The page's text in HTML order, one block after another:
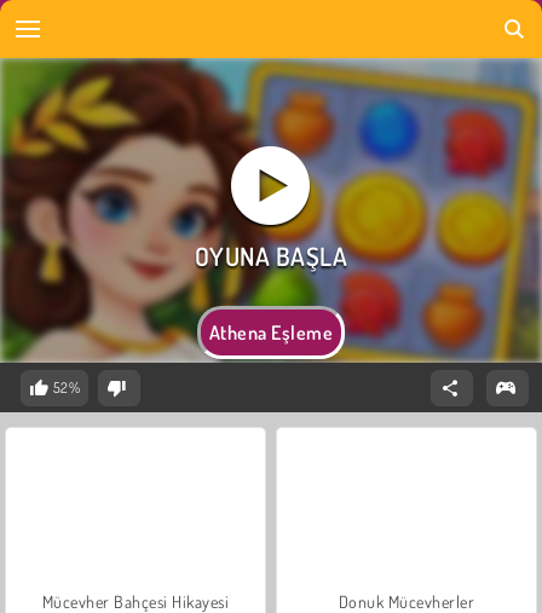
Athena Eşleme
52%
Mücevher Bahçesi Hikayesi Donuk Mücevherler